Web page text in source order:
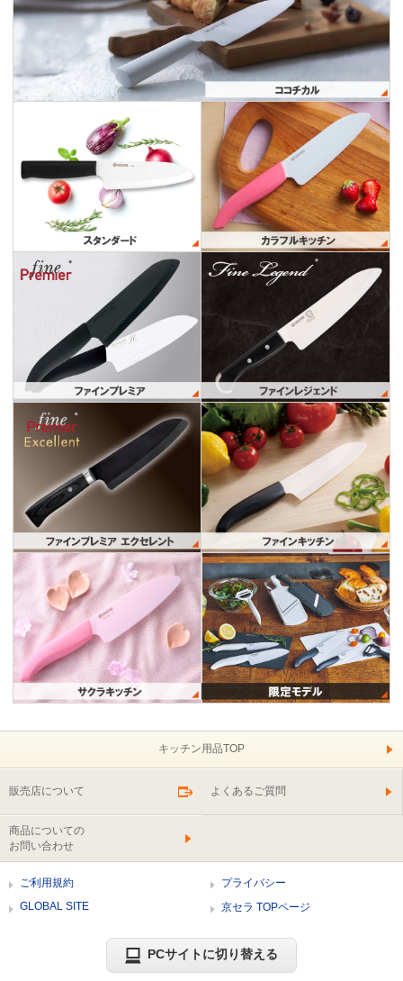
キッチン用品TOP
販売店について よくあるご質問
商品についての
お問い合わせ
ご利用規約
プライバシー
GLOBAL SITE
京セラ TOPページ
PCサイトに切り替える